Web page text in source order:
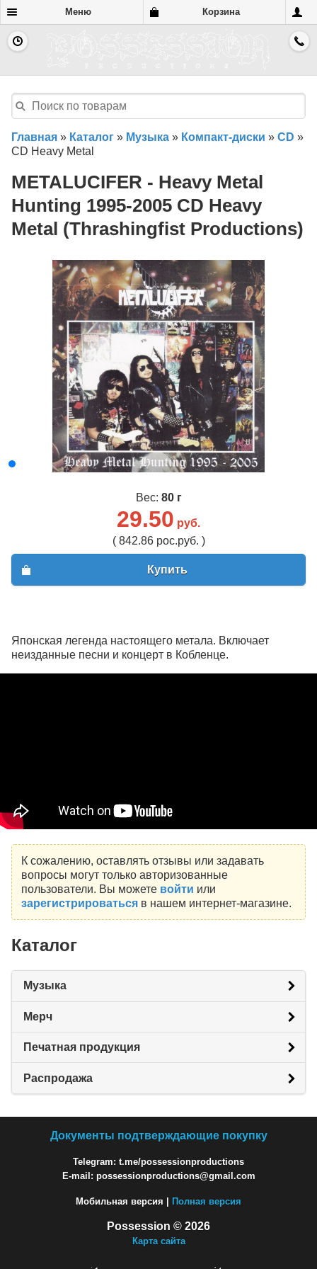
Меню Корзина
Главная » Каталог » Музыка » Компакт-диски » CD »
CD Heavy Metal
METALUCIFER - Heavy Metal
Hunting 1995-2005 CD Heavy
Metal (Thrashingfist Productions)
Вес: 80 г
29.50 руб.
( 842.86 рос.руб. )
Купить
Японская легенда настоящего метала. Включает
неизданные песни и концерт в Кобленце.
К сожалению, оставлять отзывы или задавать
вопросы могут только авторизованные
пользователи. Вы можете войти или
зарегистрироватьсяв нашем интернет-магазине.
Каталог
Музыка
Мерч
Печатная продукция
Распродажа
Документы подтверждающие покупку
Telegram: t.me/possessionproductions
E-mail: possessionproductions@gmail.com
Мобильная версия | Полная версия
Possession © 2026
Карта сайта